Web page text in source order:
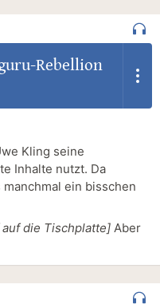
Rebellion
Kling seine
Inhalte nutzt. Da
ein bisschen
die Tischplatte] Aber